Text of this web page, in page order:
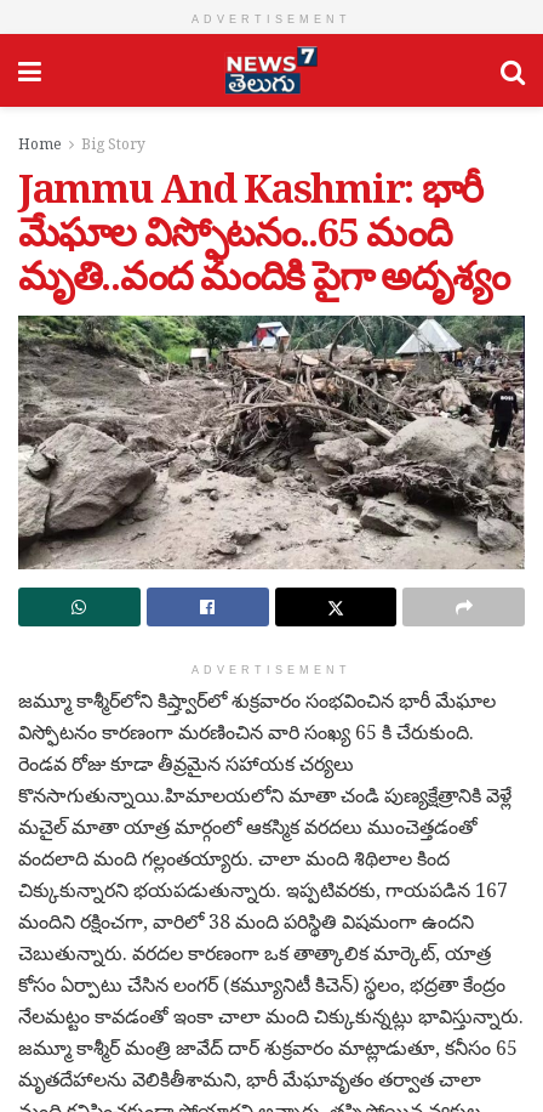
ADVERTISEMENT
Home Big Story
Jammu And Kashmir: భారీ
మేఘాల విస్ఫోటనం..65 మంది
మృతి..వంద మందికి పైగా అదృశ్యం
ADVERTISEMENT
జమ్మూ కాశ్మీర్‌లోని కిష్త్వార్‌లో శుక్రవారం సంభవించిన భారీ మేఘాల
విస్ఫోటనం కారణంగా మరణించిన వారి సంఖ్య 65 కి చేరుకుంది.
రెండవ రోజు కూడా తీవ్రమైన సహాయక చర్యలు
కొనసాగుతున్నాయి.హిమాలయలోని మాతా చండి పుణ్యక్షేత్రానికి వెళ్లే
మచైల్ మాతా యాత్ర మార్గంలో ఆకస్మిక వరదలు ముంచెత్తడంతో
వందలాది మంది గల్లంతయ్యారు. చాలా మంది శిథిలాల కింద
చిక్కుకున్నారని భయపడుతున్నారు. ఇప్పటివరకు, గాయపడిన 167
మందిని రక్షించగా, వారిలో 38 మంది పరిస్థితి విషమంగా ఉందని
చెబుతున్నారు. వరదల కారణంగా ఒక తాత్కాలిక మార్కెట్, యాత్ర
కోసం ఏర్పాటు చేసిన లంగర్ (కమ్యూనిటీ కిచెన్) స్థలం, భద్రతా కేంద్రం
నేలమట్టం కావడంతో ఇంకా చాలా మంది చిక్కుకున్నట్లు భావిస్తున్నారు.
జమ్మూ కాశ్మీర్ మంత్రి జావేద్ దార్ శుక్రవారం మాట్లాడుతూ, కనీసం 65
మృతదేహాలను వెలికితీశామని, భారీ మేఘావృతం తర్వాత చాలా